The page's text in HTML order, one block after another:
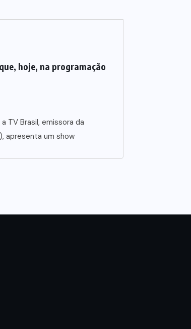
hoje, na programação
TV Brasil, emissora da
apresenta um show